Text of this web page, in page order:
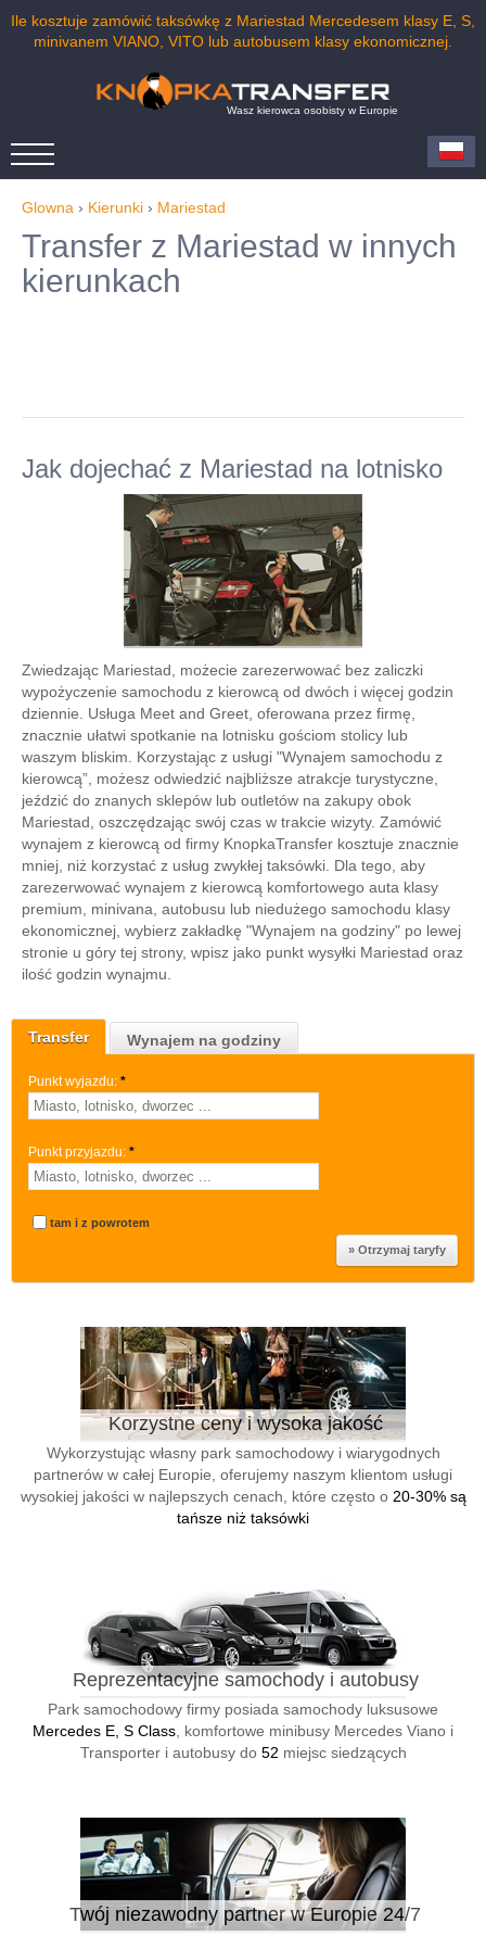
Ile kosztuje zamówić taksówkę z Mariestad Mercedesem klasy E, S,
minivanem VIANO, VITO lub autobusem klasy ekonomicznej.
Wasz kierowca osobisty w Europie
Glowna › Kierunki › Mariestad
Transfer Wynajem na godziny
Punkt wyjazdu: *
Punkt przyjazdu: *
tam i z powrotem
Korzystne ceny i wysoka jakość
Wykorzystując własny park samochodowy i wiarygodnych
partnerów w całej Europie, oferujemy naszym klientom usługi
wysokiej jakości w najlepszych cenach, które często o 20-30% są
tańsze niż taksówki
Reprezentacyjne samochody i autobusy
Park samochodowy firmy posiada samochody luksusowe
Mercedes E, S Class , komfortowe minibusy Mercedes Viano i
Transporter i autobusy do 52 miejsc siedzących
Twój niezawodny partner w Europie 24/7
Transfer z Mariestad w innych
kierunkach
Jak dojechać z Mariestad na lotnisko
Zwiedzając Mariestad, możecie zarezerwować bez zaliczki
wypożyczenie samochodu z kierowcą od dwóch i więcej godzin
dziennie. Usługa Meet and Greet, oferowana przez firmę,
znacznie ułatwi spotkanie na lotnisku gościom stolicy lub
waszym bliskim. Korzystając z usługi "Wynajem samochodu z
kierowcą”, możesz odwiedzić najbliższe atrakcje turystyczne,
jeździć do znanych sklepów lub outletów na zakupy obok
Mariestad, oszczędzając swój czas w trakcie wizyty. Zamówić
wynajem z kierowcą od firmy KnopkaTransfer kosztuje znacznie
mniej, niż korzystać z usług zwykłej taksówki. Dla tego, aby
zarezerwować wynajem z kierowcą komfortowego auta klasy
premium, minivana, autobusu lub niedużego samochodu klasy
ekonomicznej, wybierz zakładkę "Wynajem na godziny" po lewej
stronie u góry tej strony, wpisz jako punkt wysyłki Mariestad oraz
ilość godzin wynajmu.